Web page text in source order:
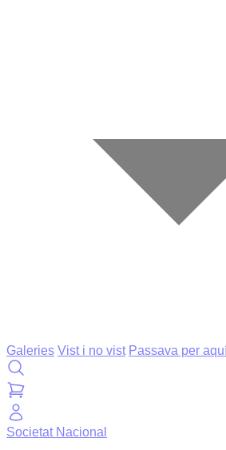
Galeries Vist i no vist Passava per
Societat Nacional